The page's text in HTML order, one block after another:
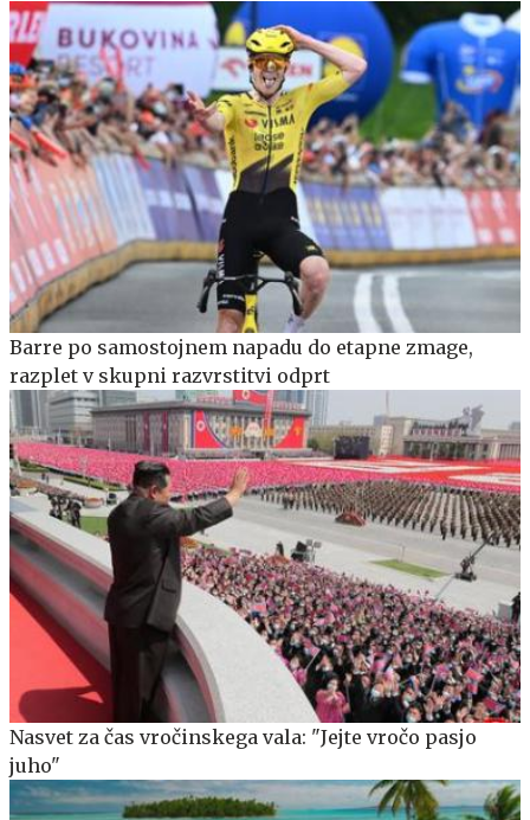
Barre po samostojnem napadu do etapne zmage,
razplet v skupni razvrstitvi odprt
Nasvet za čas vročinskega vala: "Jejte vročo pasjo
juho"